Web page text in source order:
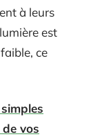
à leurs
est
ce
vos